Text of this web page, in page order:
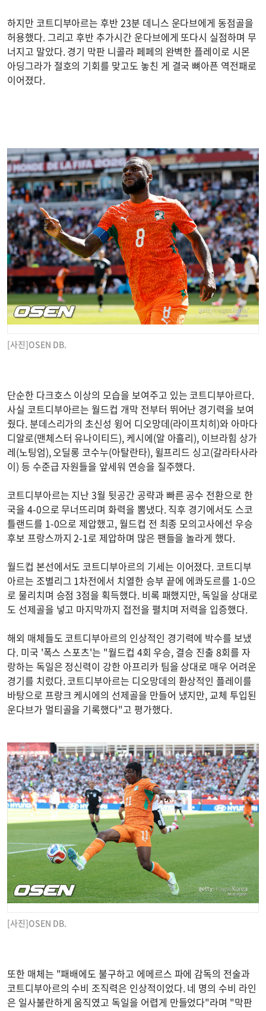
하지만 코트디부아르는 후반 23분 데니스 운다브에게 동점골을
허용했다. 그리고 후반 추가시간 운다브에게 또다시 실점하며 무
너지고 말았다. 경기 막판 니콜라 페페의 완벽한 플레이로 시몬
아딩그라가 절호의 기회를 맞고도 놓친 게 결국 뼈아픈 역전패로
이어졌다.
[사진]OSEN DB.
단순한 다크호스 이상의 모습을 보여주고 있는 코트디부아르다.
사실 코트디부아르는 월드컵 개막 전부터 뛰어난 경기력을 보여
줬다. 분데스리가의 초신성 윙어 디오망데(라이프치히)와 아마다
디알로(맨체스터 유나이티드), 케시에(알 아흘리), 이브라힘 상가
레(노팅엄), 오딜롱 코수누(아탈란타), 윌프리드 싱고(갈라타사라
이) 등 수준급 자원들을 앞세워 연승을 질주했다.
코트디부아르는 지난 3월 뒷공간 공략과 빠른 공수 전환으로 한
국을 4-0으로 무너뜨리며 화력을 뽐냈다. 직후 경기에서도 스코
틀랜드를 1-0으로 제압했고, 월드컵 전 최종 모의고사에선 우승
후보 프랑스까지 2-1로 제압하며 많은 팬들을 놀라게 했다.
월드컵 본선에서도 코트디부아르의 기세는 이어졌다. 코트디부
아르는 조별리그 1차전에서 치열한 승부 끝에 에콰도르를 1-0으
로 물리치며 승점 3점을 획득했다. 비록 패했지만, 독일을 상대로
도 선제골을 넣고 마지막까지 접전을 펼치며 저력을 입증했다.
해외 매체들도 코트디부아르의 인상적인 경기력에 박수를 보냈
다. 미국 '폭스 스포츠'는 "월드컵 4회 우승, 결승 진출 8회를 자
랑하는 독일은 정신력이 강한 아프리카 팀을 상대로 매우 어려운
경기를 치렀다. 코트디부아르는 디오망데의 환상적인 플레이를
바탕으로 프랑크 케시에의 선제골을 만들어 냈지만, 교체 투입된
운다브가 멀티골을 기록했다"고 평가했다.
[사진]OSEN DB.
또한 매체는 "패배에도 불구하고 에메르스 파에 감독의 전술과
코트디부아르의 수비 조직력은 인상적이었다. 네 명의 수비 라인
은 일사불란하게 움직였고 독일을 어렵게 만들었다"라며 "막판